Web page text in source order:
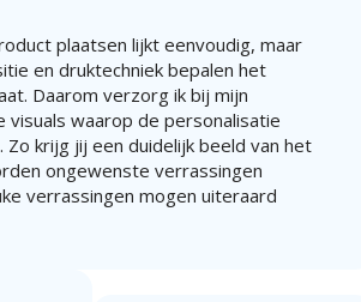
plaatsen lijkt eenvoudig, maar
en druktechniek bepalen het
Daarom verzorg ik bij mijn
visuals waarop de personalisatie
Zo krijg jij een duidelijk beeld van het
ongewenste verrassingen
verrassingen mogen uiteraard